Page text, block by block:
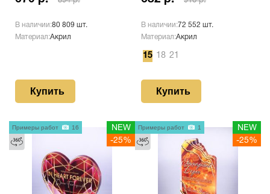
В наличии:80 809 шт.
Материал:Акрил
Купить
В наличии:72 552 шт.
Материал:Акрил
15 18 21
Купить
NEW
-25%
Примеры работ 16
NEW
-25%
Примеры работ 1